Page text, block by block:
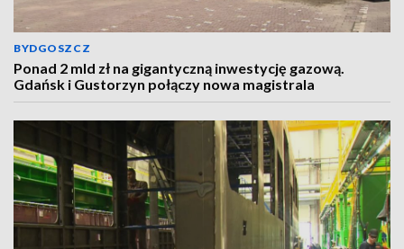
BYDGOSZCZ
Ponad 2 mld zł na gigantyczną inwestycję gazową.
Gdańsk i Gustorzyn połączy nowa magistrala